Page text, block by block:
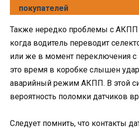
покупателей
Также нередко проблемы с АКПП
когда водитель переводит
или же в момент переключения с
это время в коробке слышен
аварийный режим АКПП. В этой
вероятность поломки датчиков
Следует помнить, что контакты